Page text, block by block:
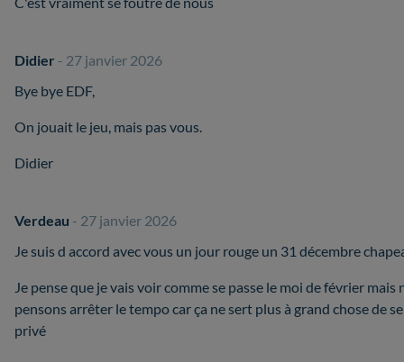
Didier - 27 janvier 2026
Bye bye EDF,
On jouait le jeu, mais pas vous.
Didier
Verdeau - 27 janvier 2026
Je suis d accord avec vous un jour rouge un 31 décembre
Je pense que je vais voir comme se passe le moi de février mais
pensons arrêter le tempo car ça ne sert plus à grand chose de se
privé